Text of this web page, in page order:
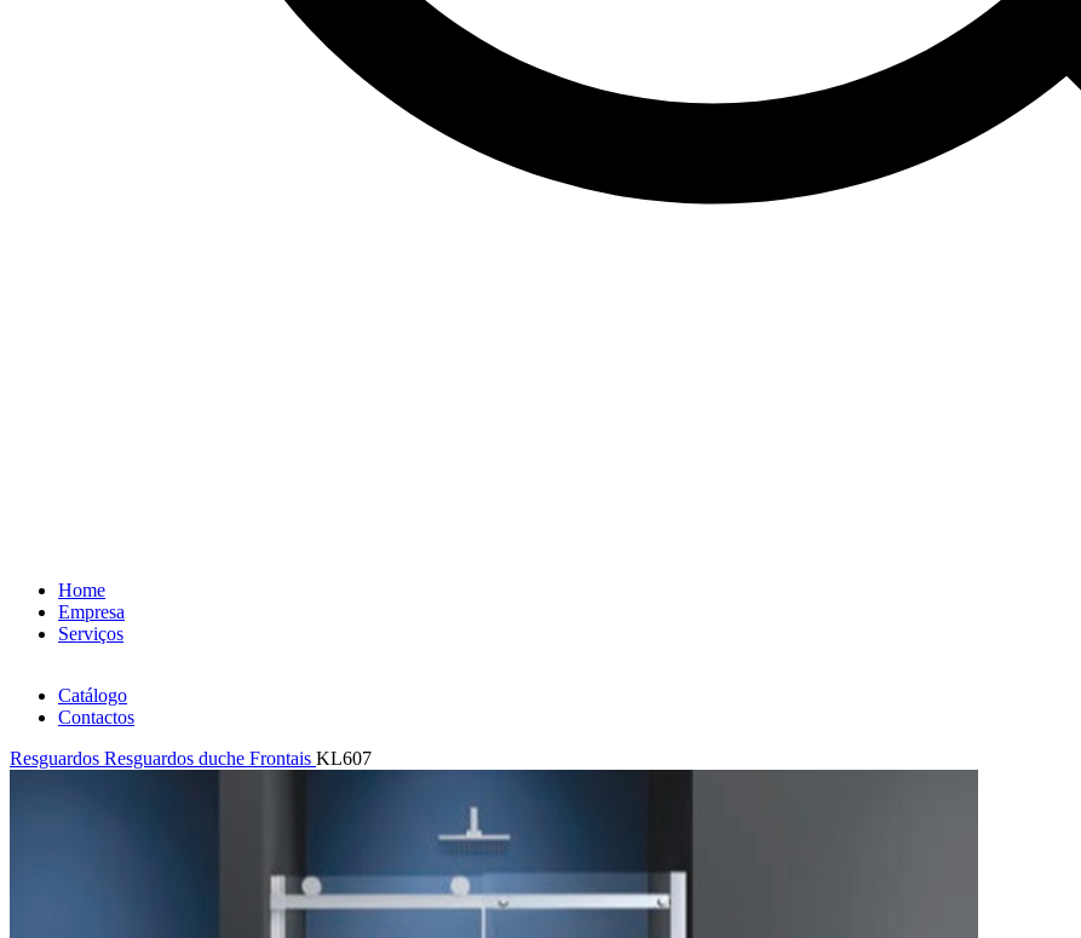
Home
Empresa
Serviços
Catálogo
Contactos
Resguardos Resguardos duche Frontais KL607